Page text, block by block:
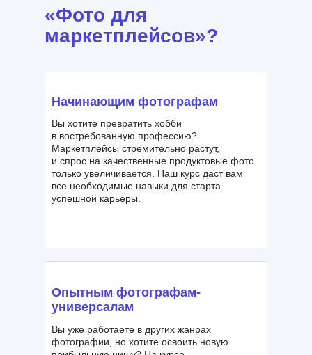
Начинающим фотографам
Вы хотите превратить хобби
в востребованную профессию?
Маркетплейсы стремительно растут,
и спрос на качественные продуктовые фото
только увеличивается. Наш курс даст вам
все необходимые навыки для старта
успешной карьеры.
Опытным фотографам-
универсалам
Вы уже работаете в других жанрах
фотографии, но хотите освоить новую
«Фото для
маркетплейсов»?